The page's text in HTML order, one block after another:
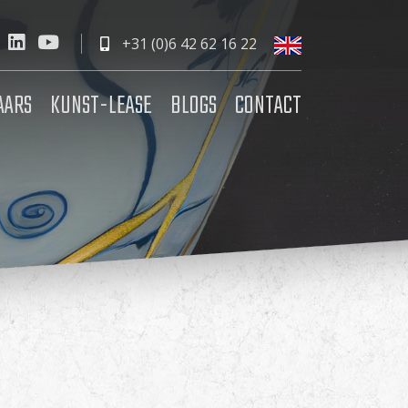
+31 (0)6 42 62 16 22
KUNST-LEASE BLOGS CONTACT
afspraak en laat alvast weten welke